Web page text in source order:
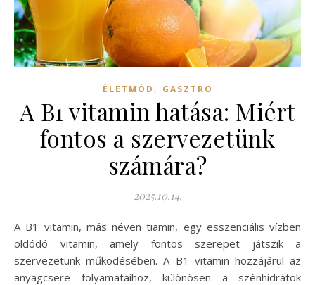
ÉLETMÓD , GASZTRO
A B1 vitamin hatása: Miért
fontos a szervezetünk
számára?
2025.10.14.
A B1 vitamin, más néven tiamin, egy esszenciális vízben
oldódó vitamin, amely fontos szerepet játszik a
szervezetünk működésében. A B1 vitamin hozzájárul az
anyagcsere folyamataihoz, különösen a szénhidrátok